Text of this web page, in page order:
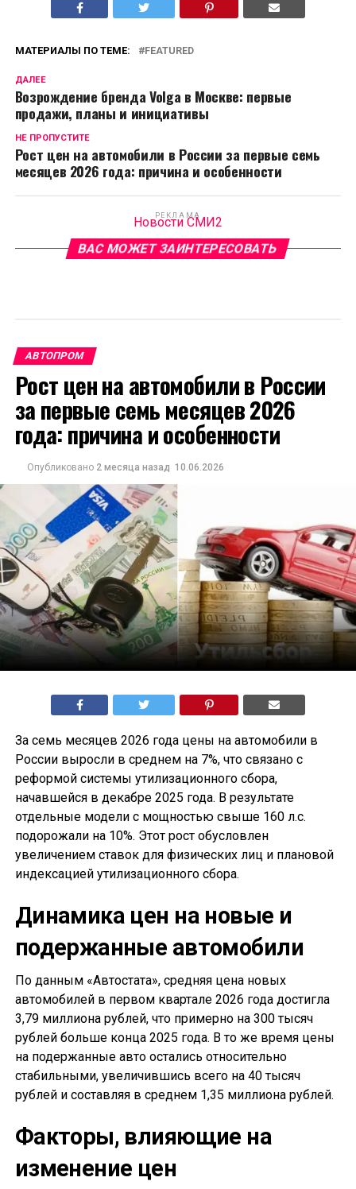
МАТЕРИАЛЫ ПО ТЕМЕ: FEATURED
ДАЛЕЕ
Возрождение бренда Volga в Москве: первые
продажи, планы и инициативы
НЕ ПРОПУСТИТЕ
Рост цен на автомобили в России за первые семь
месяцев 2026 года: причина и особенности
РЕКЛАМА
Новости СМИ2
ВАС МОЖЕТ ЗАИНТЕРЕСОВАТЬ
АВТОПРОМ
Рост цен на автомобили в России
за первые семь месяцев 2026
года: причина и особенности
Опубликовано 2 месяца назад 10.06.2026
За семь месяцев 2026 года цены на автомобили в
России выросли в среднем на 7%, что связано с
реформой системы утилизационного сбора,
начавшейся в декабре 2025 года. В результате
отдельные модели с мощностью свыше 160 л.с.
подорожали на 10%. Этот рост обусловлен
увеличением ставок для физических лиц и плановой
индексацией утилизационного сбора.
Динамика цен на новые и
подержанные автомобили
По данным «Автостата», средняя цена новых
автомобилей в первом квартале 2026 года достигла
3,79 миллиона рублей, что примерно на 300 тысяч
рублей больше конца 2025 года. В то же время цены
на подержанные авто остались относительно
стабильными, увеличившись всего на 40 тысяч
рублей и составляя в среднем 1,35 миллиона рублей.
Факторы, влияющие на
изменение цен